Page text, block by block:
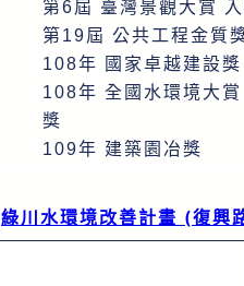
第6屆 臺灣景觀大賞
第19屆 公共工程金質
108年 國家卓越建設
108年 全國水環境大
獎
109年 建築園冶獎
綠川水環境改善計畫 (復興